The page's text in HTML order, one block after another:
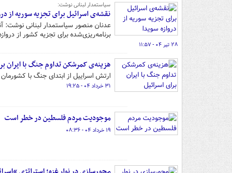
سیاستمدار لبنانی نوشت:
نقشه‌ی اسرائیل برای تجزیه سوریه از
عدنان منصور سیاستمدار لبنانی نوشت:
برنامه‌ریزی‌شده برای تجزیه کشور از
۲۸ تیر ۰۴ - ۱۱:۵۷
هزینه‌ی کمرشکن تداوم جنگ با ایران
ارتش اسراییل از ابتدای جنگ با
۳۱ خرداد ۰۴ - ۱۹:۲۵
موجودیت مردم فلسطین در خطر است
۱۹ خرداد ۰۴ - ۰۸:۳۶